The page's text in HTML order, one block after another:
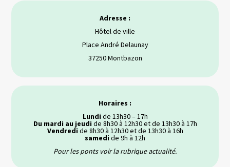
Adresse :
Hôtel de ville
Place André Delaunay
37250 Montbazon
Horaires :
Lundi de 13h30 – 17h
Du mardi au jeudi de 8h30 à 12h30 et de 13h30 à 17h
Vendredi de 8h30 à 12h30 et de 13h30 à 16h
samedi de 9h à 12h
Pour les ponts voir la rubrique actualité.